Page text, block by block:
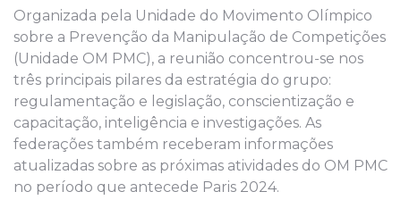
Organizada pela Unidade do Movimento Olímpico
sobre a Prevenção da Manipulação de Competições
(Unidade OM PMC), a reunião concentrou-se nos
três principais pilares da estratégia do grupo:
regulamentação e legislação, conscientização e
capacitação, inteligência e investigações. As
federações também receberam informações
atualizadas sobre as próximas atividades do OM PMC
no período que antecede Paris 2024.